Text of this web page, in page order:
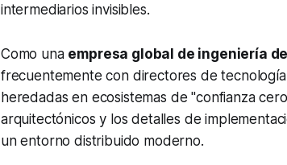
intermediarios invisibles.
Como una empresa global de ingeniería
frecuentemente con directores de
heredadas en ecosistemas de "confianza
arquitectónicos y los detalles de
un entorno distribuido moderno.